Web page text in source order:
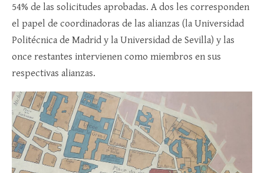
54% de las solicitudes aprobadas. A dos les corresponden
el papel de coordinadoras de las alianzas (la Universidad
Politécnica de Madrid y la Universidad de Sevilla) y las
once restantes intervienen como miembros en sus
respectivas alianzas.